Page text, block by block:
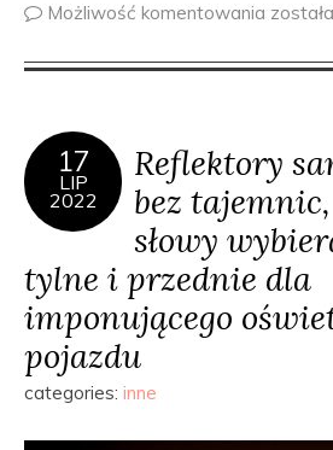
Możliwość komentowania
17
LIP
2022
Reflektory
bez
słowy
tylne i przednie dla
imponującego
pojazdu
categories: inne